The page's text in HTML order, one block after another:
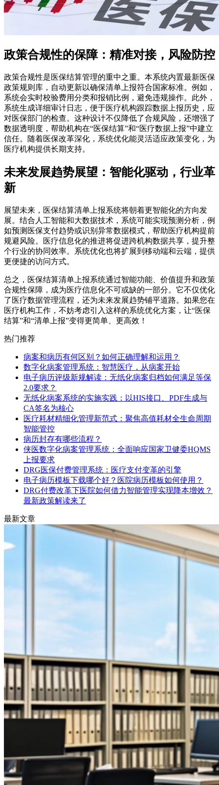
政策合规性的保障：精准对接，风险防控
政策合规性是医保结算管理的重中之重。本系统内置最新医保
政策规则库，自动更新以确保清单上报符合国家标准。例如，
系统会实时校验费用分类和报销比例，避免违规操作。此外，
系统生成详细审计日志，便于医疗机构跟踪数据上报历史，应
对医保部门的检查。这种设计不仅降低了合规风险，还增强了
数据透明度，帮助机构在“医保结算”和“医疗数据上报”中建立
信任。随着医保改革深化，系统优化能灵活适应政策变化，为
医疗机构提供长期支持。
未来发展趋势展望：智能化驱动，行业革
新
展望未来，医保结算清单上报系统将朝着更智能化的方向发
展。结合人工智能和大数据技术，系统可能实现预测分析，例
如预测医保支付趋势或识别异常数据模式，帮助医疗机构提前
规避风险。医疗信息化的推进将促进跨机构数据共享，提升整
个行业的协同效率。系统优化也将扩展到移动端和云端，提供
更便捷的访问方式。
总之，医保结算清单上报系统通过智能功能、价值提升和政策
合规性保障，成为医疗信息化不可或缺的一部分。它不仅优化
了医疗数据管理流程，还为未来发展趋势铺平道路。如果您在
医疗机构工作，不妨考虑引入这样的系统优化方案，让“医保
结算”和“清单上报”变得更简单、更高效！
热门推荐
病案和病历有何区别？如何正确理解和运用？
数字化病案管理系统：智慧医疗，从病案开始
电子病历评级新规解读：无纸化病案归档如何满足等保
2.0要求？
无纸化病案系统的实施实践：以HIS接口、PDF生成与
CA签名为核心
医疗耗材精细化管理新范式：聚焦高值耗材全生命周期
智能管控
病历封存有哪些流程？
侠医数字化病案管理系统：全面响应国家卫健委HQMS
上报要求
DRG医保付费管理系统：医疗支付变革的引擎
电子病历模板下载哪个好？医院病历模板如何使用？
DRG付费改革下医院如何借力智能管理实现降本增效？
最新政策解读来了
最新文章